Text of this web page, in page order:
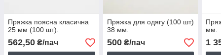
Пряжка поясна класична
25 мм (100 шт).
562,50 ₴/пач
Пряжка для одягу (100 шт)
38 мм.
500₴/пач
мм.
1